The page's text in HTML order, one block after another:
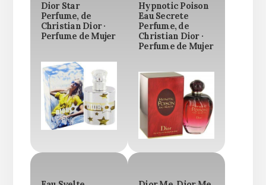
Dior Star
Perfume, de
Christian Dior ·
Perfume de Mujer
Hypnotic Poison
Eau Secrete
Perfume, de
Christian Dior ·
Perfume de Mujer